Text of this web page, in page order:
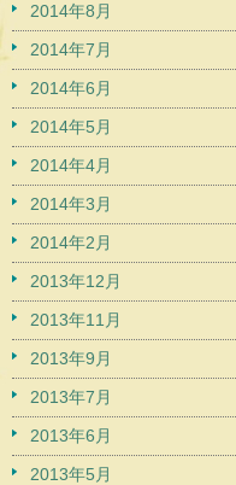
2014年8月
2014年7月
2014年6月
2014年5月
2014年4月
2014年3月
2014年2月
2013年12月
2013年11月
2013年9月
2013年7月
2013年6月
2013年5月